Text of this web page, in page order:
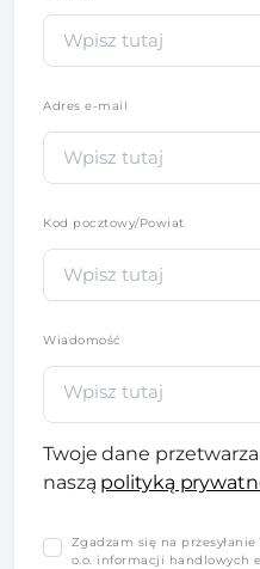
Adres e-mail
Kod pocztowy/Powiat
Wiadomość
Twoje dane
naszą polityką
Zgadzam się na
o.o. informacji handlowych